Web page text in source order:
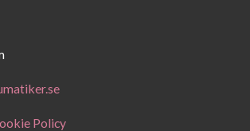
Policy